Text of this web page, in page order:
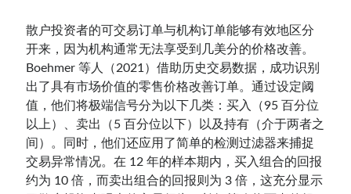
散户投资者的可交易订单与机构订单能够有效地区分
开来，因为机构通常无法享受到几美分的价格改善。
Boehmer 等人（2021）借助历史交易数据，成功识别
出了具有市场价值的零售价格改善订单。通过设定阈
值，他们将极端信号分为以下几类：买入（95 百分位
以上）、卖出（5 百分位以下）以及持有（介于两者之
间）。同时，他们还应用了简单的检测过滤器来捕捉
交易异常情况。在 12 年的样本期内，买入组合的回报
约为 10 倍，而卖出组合的回报则为 3 倍，这充分显示